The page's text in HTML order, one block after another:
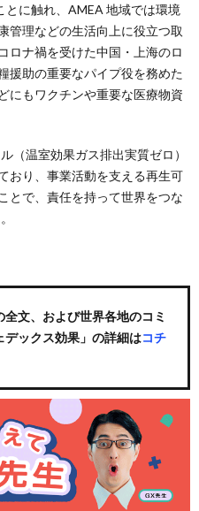
に触れ、AMEA 地域では環境
管理などの生活向上に役立つ取
ロナ禍を受けた中国・上海のロ
援助の重要なパイプ役を務めた
にもワクチンや重要な医療物資
（温室効果ガス排出実質ゼロ）
おり、事業活動を支える再生可
とで、責任を持って世界をつな
文、および世界各地のコミ
デックス効果」の詳細はコチ